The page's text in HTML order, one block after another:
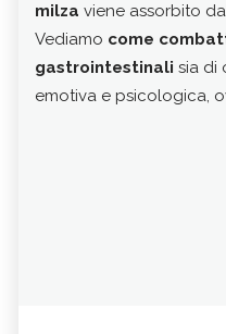
milza viene assorbito
Vediamo come
gastrointestinali sia di
emotiva e psicologica,